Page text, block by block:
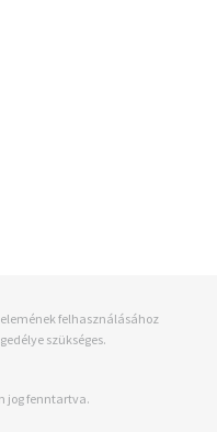
felhasználásához
szükséges.
jog fenntartva.